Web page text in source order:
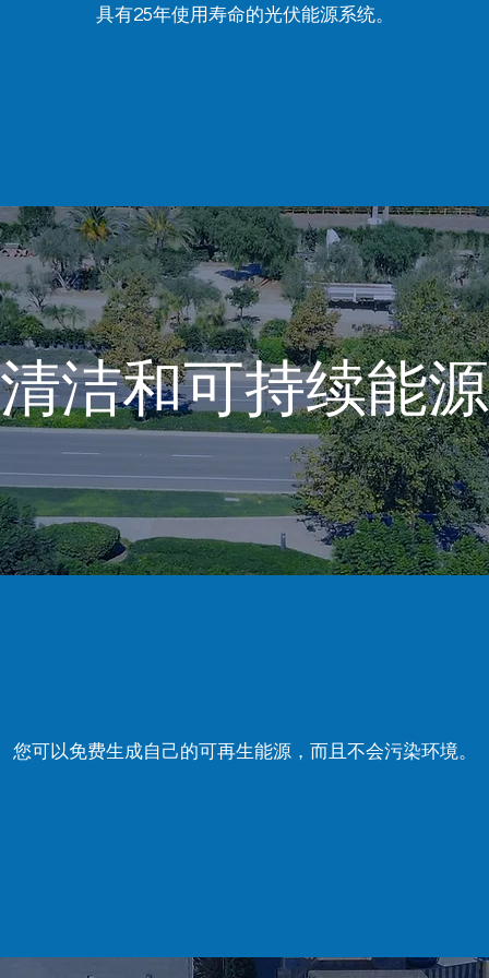
具有25年使用寿命的光伏能源系统。
清洁和可持续能源
您可以免费生成自己的可再生能源，而且不会污染环境。